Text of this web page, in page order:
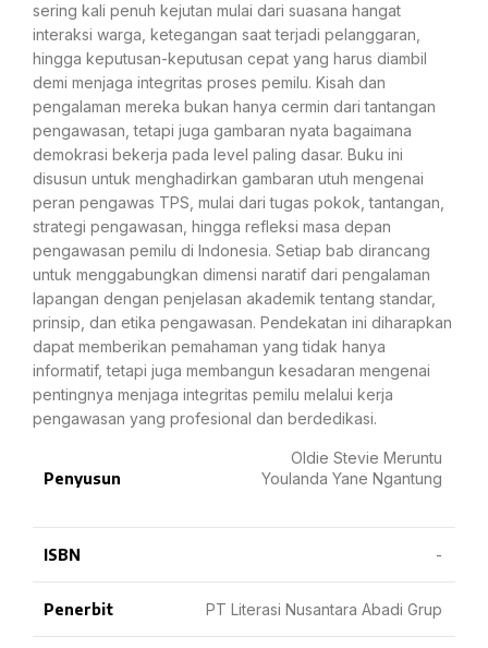
sering kali penuh kejutan mulai dari suasana hangat
interaksi warga, ketegangan saat terjadi pelanggaran,
hingga keputusan-keputusan cepat yang harus diambil
demi menjaga integritas proses pemilu. Kisah dan
pengalaman mereka bukan hanya cermin dari tantangan
pengawasan, tetapi juga gambaran nyata bagaimana
demokrasi bekerja pada level paling dasar. Buku ini
disusun untuk menghadirkan gambaran utuh mengenai
peran pengawas TPS, mulai dari tugas pokok, tantangan,
strategi pengawasan, hingga refleksi masa depan
pengawasan pemilu di Indonesia. Setiap bab dirancang
untuk menggabungkan dimensi naratif dari pengalaman
lapangan dengan penjelasan akademik tentang standar,
prinsip, dan etika pengawasan. Pendekatan ini diharapkan
dapat memberikan pemahaman yang tidak hanya
informatif, tetapi juga membangun kesadaran mengenai
pentingnya menjaga integritas pemilu melalui kerja
pengawasan yang profesional dan berdedikasi.
Penyusun
Oldie Stevie Meruntu
Youlanda Yane Ngantung
ISBN -
Penerbit PT Literasi Nusantara Abadi Grup